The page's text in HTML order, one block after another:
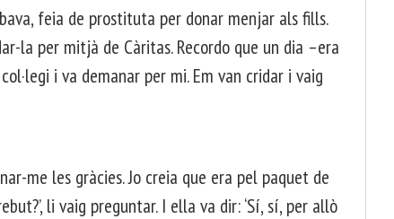
feia de prostituta per donar menjar als fills.
la per mitjà de Càritas. Recordo que un dia –era
i va demanar per mi. Em van cridar i vaig
me les gràcies. Jo creia que era pel paquet de
li vaig preguntar. I ella va dir: ‘Sí, sí, per allò